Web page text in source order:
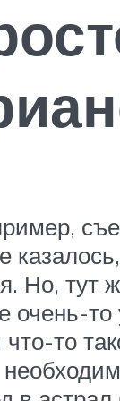
Но, тут
то
то